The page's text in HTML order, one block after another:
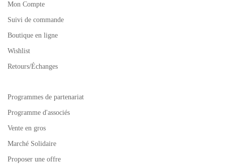
Mon Compte
Suivi de commande
Boutique en ligne
Wishlist
Retours/Échanges
Programmes de partenariat
Programme d'associés
Vente en gros
Marché Solidaire
Proposer une offre